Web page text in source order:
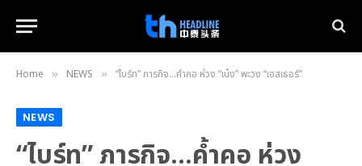
Home » NEWS » “ไบร์ท” ภารกิจ…ค้ำคอ ห่วง “เน๋ง” พะวง “เอสเธอร์”
NEWS
“ไบร์ท” ภารกิจ…ค้ำคอ ห่วง